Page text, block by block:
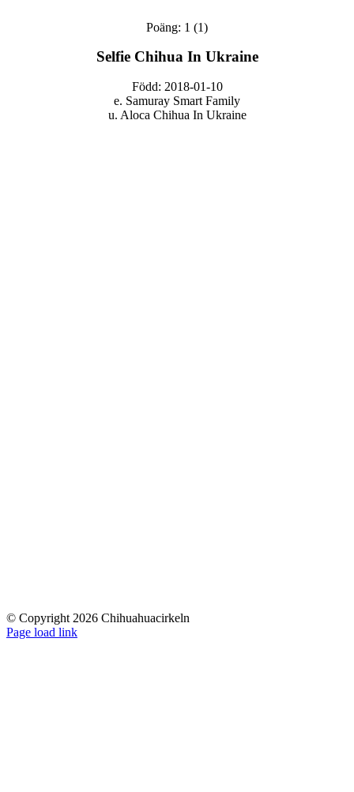
Poäng: 1 (1)
Selfie Chihua In Ukraine
Född: 2018-01-10
e. Samuray Smart Family
u. Aloca Chihua In Ukraine
© Copyright 2026 Chihuahuacirkeln
Page load link